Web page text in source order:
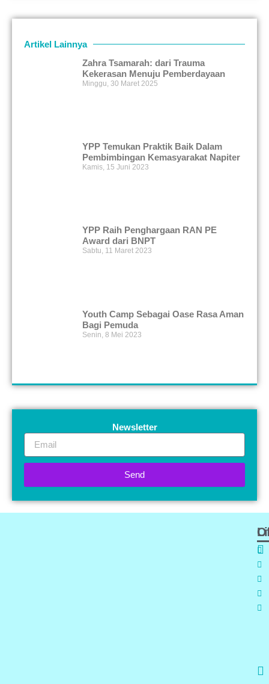
Artikel Lainnya
Zahra Tsamarah: dari Trauma
Kekerasan Menuju Pemberdayaan
Minggu, 30 Maret 2025
YPP Temukan Praktik Baik Dalam
Pembimbingan Kemasyarakat Napiter
Kamis, 15 Juni 2023
YPP Raih Penghargaan RAN PE
Award dari BNPT
Sabtu, 11 Maret 2023
Youth Camp Sebagai Oase Rasa Aman
Bagi Pemuda
Senin, 8 Mei 2023
Newsletter
Email
Send